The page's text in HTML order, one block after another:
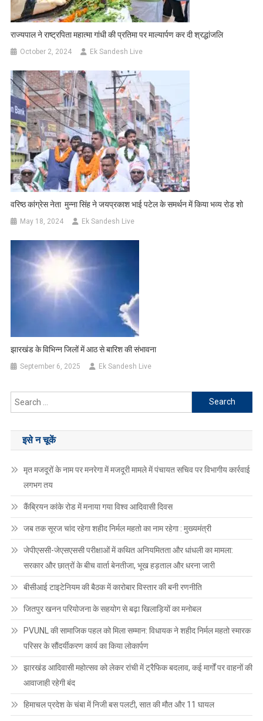
राज्यपाल ने राष्ट्रपिता महात्मा गांधी की प्रतिमा पर माल्यार्पण कर दी श्रद्धांजलि
October 2, 2024 Ek Sandesh Live
वरिष्ठ कांग्रेस नेता मुन्ना सिंह ने जयप्रकाश भाई पटेल के समर्थन में किया भव्य रोड शो
May 18, 2024 Ek Sandesh Live
झारखंड के विभिन्न जिलों में आठ से बारिश की संभावना
September 6, 2025 Ek Sandesh Live
Search
for:
इसे न चूकें
मृत मजदूरों के नाम पर मनरेगा में मजदूरी मामले में पंचायत सचिव पर विभागीय कार्रवाई
लगभग तय
कैंब्रियन कांके रोड में मनाया गया विश्व आदिवासी दिवस
जब तक सूरज चांद रहेगा शहीद निर्मल महतो का नाम रहेगा : मुख्यमंत्री
जेपीएससी-जेएसएससी परीक्षाओं में कथित अनियमितता और धांधली का मामला:
सरकार और छात्रों के बीच वार्ता बेनतीजा, भूख हड़ताल और धरना जारी
बीसीआई टाइटेनियम की बैठक में कारोबार विस्तार की बनी रणनीति
जितपुर खनन परियोजना के सहयोग से बढ़ा खिलाड़ियों का मनोबल
PVUNL की सामाजिक पहल को मिला सम्मान: विधायक ने शहीद निर्मल महतो स्मारक
परिसर के सौंदर्यीकरण कार्य का किया लोकार्पण
झारखंड आदिवासी महोत्सव को लेकर रांची में ट्रैफिक बदलाव, कई मार्गों पर वाहनों की
आवाजाही रहेगी बंद
हिमाचल प्रदेश के चंबा में निजी बस पलटी, सात की मौत और 11 घायल